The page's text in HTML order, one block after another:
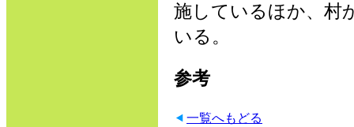
施しているほか、村
いる。
参考
一覧へもどる